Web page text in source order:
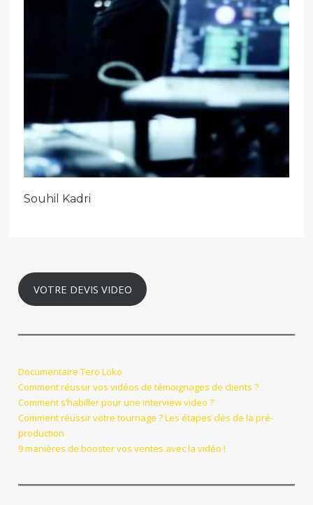
Souhil Kadri
VOTRE DEVIS VIDEO
Documentaire Tero Loko
Comment réussir vos vidéos de témoignages de clients ?
Comment s’habiller pour une interview video ?
Comment réussir votre tournage ? Les étapes clés de la pré-
production
9 manières de booster vos ventes avec la vidéo !